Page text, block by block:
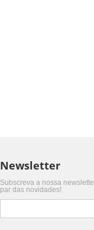
Newsletter
Subscreva a nossa
par das novidades!